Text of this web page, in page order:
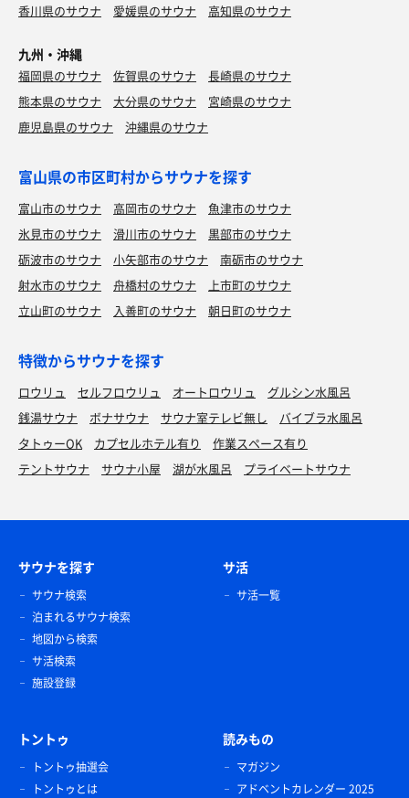
香川県のサウナ
愛媛県のサウナ 高知県のサウナ
九州・沖縄
福岡県のサウナ 佐賀県のサウナ
長崎県のサウナ
熊本県のサウナ
大分県のサウナ
宮崎県のサウナ
鹿児島県のサウナ
沖縄県のサウナ
富山県の市区町村からサウナを探す
富山市のサウナ 高岡市のサウナ
魚津市のサウナ
氷見市のサウナ
滑川市のサウナ
黒部市のサウナ
砺波市のサウナ
小矢部市のサウナ
南砺市のサウナ
射水市のサウナ
舟橋村のサウナ
上市町のサウナ
立山町のサウナ
入善町のサウナ 朝日町のサウナ
特徴からサウナを探す
ロウリュ セルフロウリュ オートロウリュ
グルシン水風呂
銭湯サウナ
ボナサウナ サウナ室テレビ無し
バイブラ水風呂
タトゥーOK
カプセルホテル有り
作業スペース有り
テントサウナ
サウナ小屋 湖が水風呂 プライベートサウナ
サウナを探す
サウナ検索
泊まれるサウナ検索
地図から検索
サ活検索
施設登録
サ活
サ活一覧
トントゥ
トントゥ抽選会
トントゥとは
読みもの
マガジン
アドベントカレンダー 2025